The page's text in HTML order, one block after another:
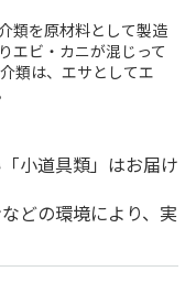
類を原材料として製造
エビ・カニが混じって
類は、エサとしてエ
小道具類」はお届け
どの環境により、実